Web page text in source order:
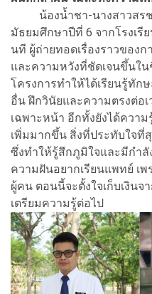
น้องน้ำชา-นางสาวสรช
มัธยมศึกษาปีที่ 6 จากโรงเรี
นที ผู้ถ่ายทอดเรื่องราวของ
และความหวังที่ชัดเจนขึ้นใน
โครงการทำให้ได้เรียนรู้ทัก
อื่น ฝึกวินัยและความตรงต่อ
เฉพาะหน้า อีกทั้งยังได้ความ
เพิ่มมากขึ้น สิ่งที่ประทับใจ
ซึ่งทำให้รู้สึกภูมิใจและมีกำ
ความฝันอยากเรียนแพทย์ เ
ผู้คน ตอนนี้จะตั้งใจเก็บเงินจ
เตรียมความรู้ต่อไป